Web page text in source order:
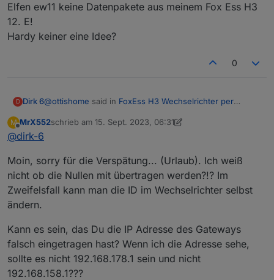
Elfen ew11 keine Datenpakete aus meinem Fox Ess H3
12. E!
Hardy keiner eine Idee?
0
D Dirk 6@ottishome said in FoxEss H3 Wechselrichter per
Ich habe seit Montag unseren FoxEss H3 am
laufen.
Leider bekomme ich trotz deines Beitrages keine
Daten in den IoBroker
Aber die Modbus Instanz bekommt keine Daten.
Ich vermute auch der Adapter erhält keine Daten
vom Wechselrichter, wenn ich mir den Status so
anschaue,oder ?
Der Elfin wurde auf PIN 1 und PIN 2 am
Ich habe das gleiche Problem und bekommen mit dem
Elfen ew11 keine Datenpakete aus meinem Fox Ess H3
12. E!
Hardy keiner eine Idee?
M
Offline
MrX552schrieb am 15. Sept. 2023, 06:31
zuletzt editiert von MrX552
@dirk-6
Moin, sorry für die Verspätung... (Urlaub). Ich weiß
nicht ob die Nullen mit übertragen werden?!? Im
Zweifelsfall kann man die ID im Wechselrichter selbst
ändern.
Kann es sein, das Du die IP Adresse des Gateways
falsch eingetragen hast? Wenn ich die Adresse sehe,
sollte es nicht 192.168.178.1 sein und nicht
192.168.158.1???